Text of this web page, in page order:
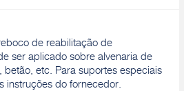
de reabilitação de
ser aplicado sobre alvenaria de
betão, etc. Para suportes especiais
instruções do fornecedor.